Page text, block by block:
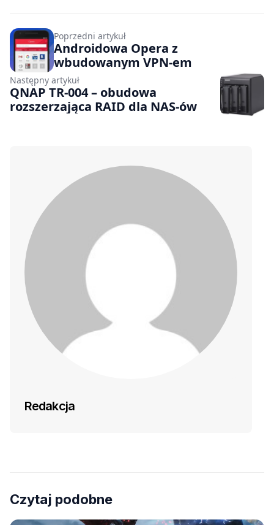
Poprzedni artykuł
Androidowa Opera z
wbudowanym VPN-em
Następny artykuł
QNAP TR-004 – obudowa
rozszerzająca RAID dla NAS-ów
Redakcja
Czytaj podobne